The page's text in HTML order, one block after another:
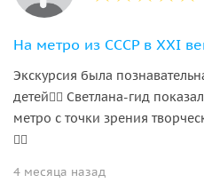
На метро из СССР в XXI
Экскурсия была
детей👍🏻 Светлана-гид
метро с точки зрения
👍🏻
4 месяца назад